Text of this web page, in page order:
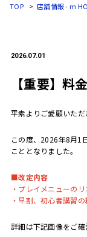
TOP 店舗情報 - m
2026.07.01
【重要】料
平素よりご愛顧いただ
この度、2026年8月1
こととなりました。
■改定内容
・プレイメニューの
・早割、初心者講習の
詳細は下記画像をご確